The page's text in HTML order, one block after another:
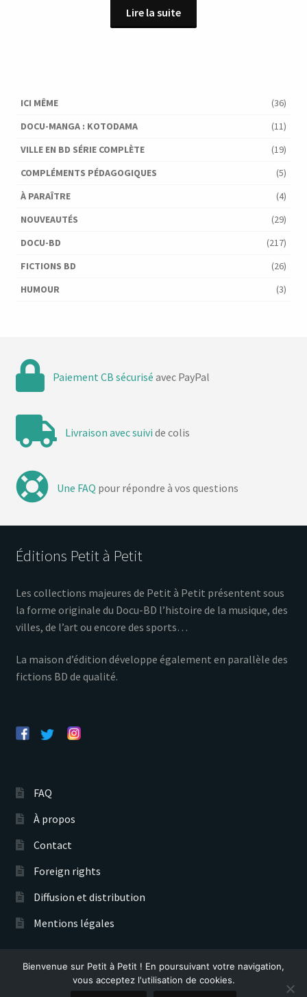
Lire la suite
ICI MÊME
(36)
DOCU-MANGA : KOTODAMA
(11)
VILLE EN BD SÉRIE COMPLÈTE
(19)
COMPLÉMENTS PÉDAGOGIQUES
(5)
À PARAÎTRE
(4)
NOUVEAUTÉS
(29)
DOCU-BD
(217)
FICTIONS BD
(26)
HUMOUR
(3)
Paiement CB sécurisé avec PayPal
Livraison avec suivi de colis
Une FAQ pour répondre à vos questions
Éditions Petit à Petit
Les collections majeures de Petit à Petit présentent sous
la forme originale du Docu-BD l’histoire de la musique, des
villes, de l’art ou encore des sports…
La maison d’édition développe également en parallèle des
fictions BD de qualité.
FAQ
À propos
Contact
Foreign rights
Diffusion et distribution
Mentions légales
Éditions Petit à Petit © 2026
Bienvenue sur Petit à Petit ! En poursuivant votre navigation,
vous acceptez l'utilisation de cookies.